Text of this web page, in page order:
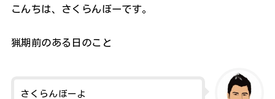
こんちは、さくらんぼーです。
猟期前のある日のこと
さくらんぼーよ